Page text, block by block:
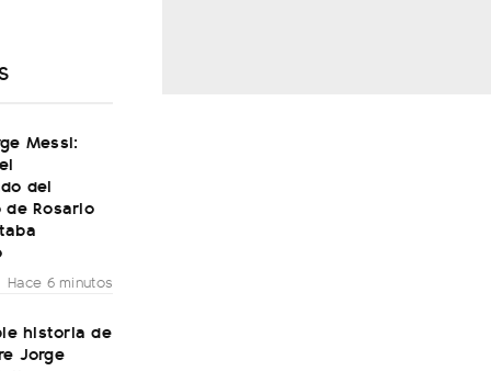
Messi:
del
Rosario
Hace 6 minutos
historia de
Jorge